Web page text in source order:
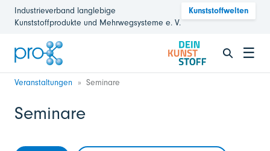
Industrieverband langlebige
Kunststoffprodukte und Mehrwegsysteme e. V.
Kunststoffwelten
☰
Veranstaltungen Seminare
Seminare